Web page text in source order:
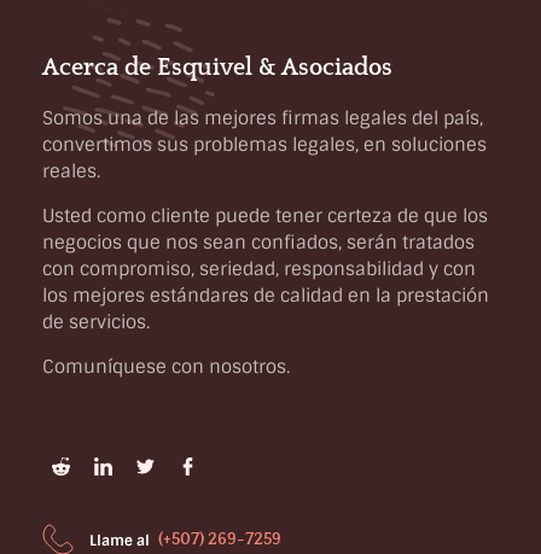
Acerca de Esquivel & Asociados
Somos una de las mejores firmas legales del país,
convertimos sus problemas legales, en soluciones
reales.
Usted como cliente puede tener certeza de que los
negocios que nos sean confiados, serán tratados
con compromiso, seriedad, responsabilidad y con
los mejores estándares de calidad en la prestación
de servicios.
Comuníquese con nosotros.
Llame al (+507) 269-7259